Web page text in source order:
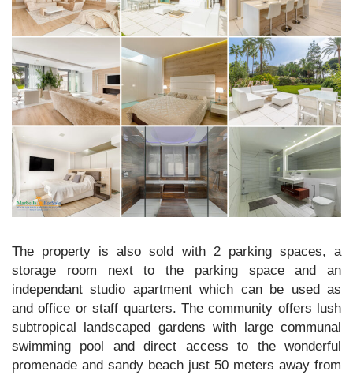
The property is also sold with 2 parking spaces, a
storage room next to the parking space and an
independant studio apartment which can be used as
and office or staff quarters. The community offers lush
subtropical landscaped gardens with large communal
swimming pool and direct access to the wonderful
promenade and sandy beach just 50 meters away from